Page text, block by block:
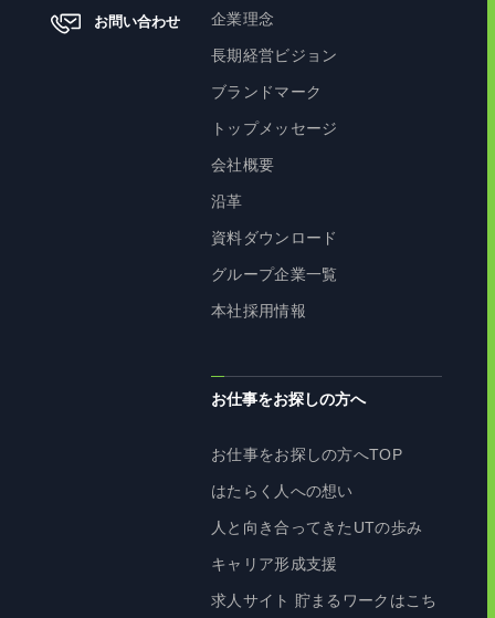
お問い合わせ 企業理念
長期経営ビジョン
ブランドマーク
トップメッセージ
会社概要
沿革
資料ダウンロード
グループ企業一覧
本社採用情報
お仕事をお探しの方へ
お仕事をお探しの方へTOP
はたらく人への想い
人と向き合ってきたUTの歩み
キャリア形成支援
求人サイト 貯まるワークはこち